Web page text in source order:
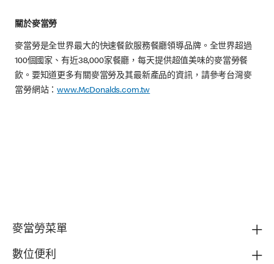
關於麥當勞
麥當勞是全世界最大的快速餐飲服務餐廳領導品牌。全世界超過
100個國家、有近38,000家餐廳，每天提供超值美味的麥當勞餐
飲。要知道更多有關麥當勞及其最新產品的資訊，請參考台灣麥
當勞網站：www.McDonalds.com.tw
麥當勞菜單
數位便利